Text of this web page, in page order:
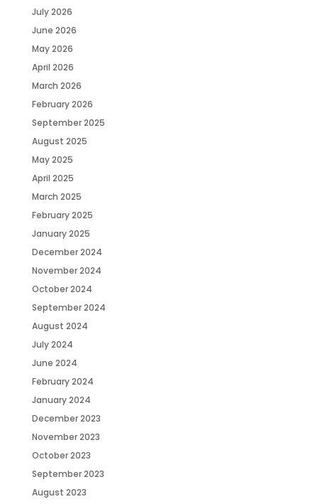
July 2026
June 2026
May 2026
April 2026
March 2026
February 2026
September 2025
August 2025
May 2025
April 2025
March 2025
February 2025
January 2025
December 2024
November 2024
October 2024
September 2024
August 2024
July 2024
June 2024
February 2024
January 2024
December 2023
November 2023
October 2023
September 2023
August 2023